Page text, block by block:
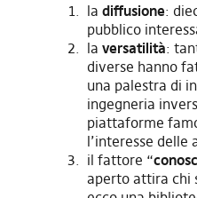
la diffusione:
pubblico
la versatilità:
diverse hanno
una palestra di
ingegneria
piattaforme
l’interesse delle
il fattore “
aperto attira chi